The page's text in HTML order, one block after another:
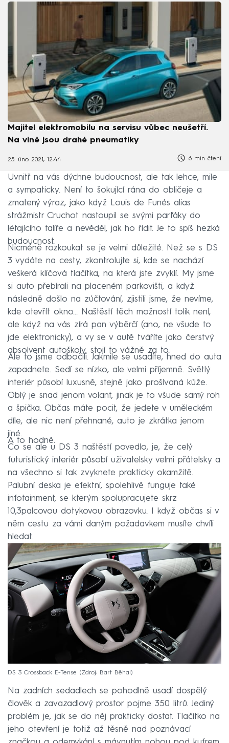
Majitel elektromobilu na servisu vůbec neušetří.
Na vině jsou drahé pneumatiky
25. úno 2021, 12:44 6 min čtení
Uvnitř na vás dýchne budoucnost, ale tak lehce, mile
a sympaticky. Není to šokující rána do obličeje a
zmatený výraz, jako když Louis de Funés alias
strážmistr Cruchot nastoupil se svými parťáky do
létajícího talíře a nevěděl, jak ho řídit. Je to spíš hezká
budoucnost.
Nicméně rozkoukat se je velmi důležité. Než se s DS
3 vydáte na cesty, zkontrolujte si, kde se nachází
veškerá klíčová tlačítka, na která jste zvyklí. My jsme
si auto přebírali na placeném parkovišti, a když
následně došlo na zúčtování, zjistili jsme, že nevíme,
kde otevřít okno... Naštěstí těch možností tolik není,
ale když na vás zírá pan výběrčí (ano, ne všude to
jde elektronicky), a vy se v autě tváříte jako čerstvý
absolvent autoškoly, stojí to vážně za to.
Ale to jsme odbočili. Jakmile se usadíte, hned do auta
zapadnete. Sedí se nízko, ale velmi příjemně. Světlý
interiér působí luxusně, stejně jako prošívaná kůže.
Oblý je snad jenom volant, jinak je to všude samý roh
a špička. Občas máte pocit, že jedete v uměleckém
díle, ale nic není přehnané, auto je zkrátka jenom
jiné.
A to hodně.
Co se ale u DS 3 naštěstí povedlo, je, že celý
futuristický interiér působí uživatelsky velmi přátelsky a
na všechno si tak zvyknete prakticky okamžitě.
Palubní deska je efektní, spolehlivě funguje také
infotainment, se kterým spolupracujete skrz
10,3palcovou dotykovou obrazovku. I když občas si v
něm cestu za vámi daným požadavkem musíte chvíli
hledat.
DS 3 Crossback E-Tense Zdroj: Bart Běhal
Na zadních sedadlech se pohodlně usadí dospělý
člověk a zavazadlový prostor pojme 350 litrů. Jediný
problém je, jak se do něj prakticky dostat. Tlačítko na
jeho otevření je totiž až těsně nad poznávací